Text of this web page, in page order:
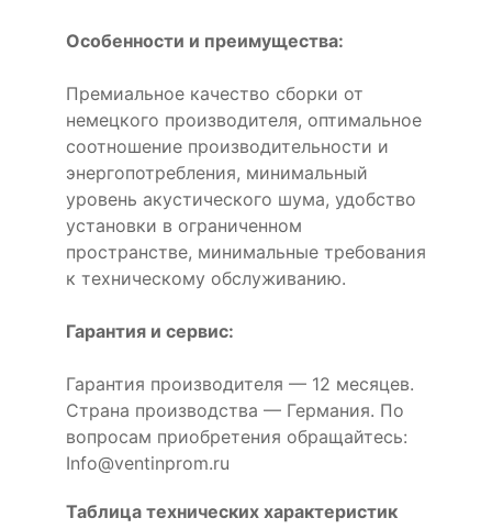
Особенности и преимущества:
Премиальное качество сборки от
немецкого производителя, оптимальное
соотношение производительности и
энергопотребления, минимальный
уровень акустического шума, удобство
установки в ограниченном
пространстве, минимальные требования
к техническому обслуживанию.
Гарантия и сервис:
Гарантия производителя — 12 месяцев.
Страна производства — Германия. По
вопросам приобретения обращайтесь:
Info@ventinprom.ru
Таблица технических характеристик